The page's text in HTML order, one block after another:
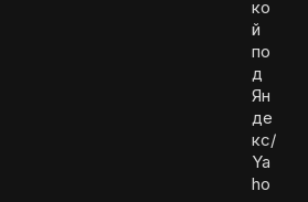
ко
й
по
д
Ян
де
кс/
Ya
ho